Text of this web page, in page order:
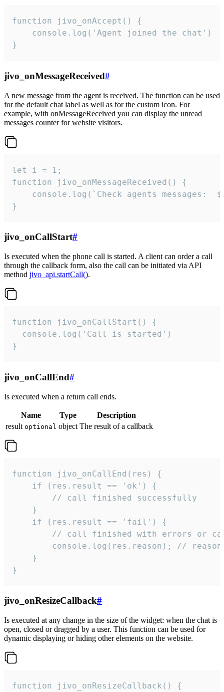
function jivo_onAccept() {
}
jivo_onMessageReceived#
A new message from the agent is received. The function can be used
for the default chat label as well as for the custom icon. For
example, with onMessageReceived you can display the unread
messages counter for website visitors.
let i = 1;
function jivo_onMessageReceived() {
}
jivo_onCallStart#
Is executed when the phone call is started. A client can order a call
through the callback form, also the call can be initiated via API
method jivo_api.startCall().
function jivo_onCallStart() {
  console.log('Call is started')
}
jivo_onCallEnd#
Is executed when a return call ends.
Name Type
Description
result optional object The result of a callback
function jivo_onCallEnd(res) {
    if (res.result == 'ok') {
        // call finished successfully
    }
    if (res.result == 'fail') {
// call finished with errors or
console.log(res.reason); //
    }
}
jivo_onResizeCallback#
Is executed at any change in the size of the widget: when the chat is
open, closed or dragged by a user. This function can be used for
dynamic displaying or hiding other elements on the website.
function jivo_onResizeCallback() {